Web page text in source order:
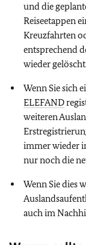
und die
Reiseetappen
Kreuzfahrten
entsprechend
wieder
Wenn Sie sich
ELEFAND
weiteren
immer wieder
nur noch die
Wenn Sie dies
auch im